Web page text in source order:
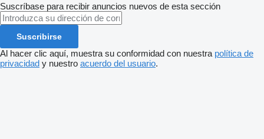
Suscríbase para recibir anuncios nuevos de esta sección
Suscribirse
Al hacer clic aquí, muestra su conformidad con nuestra política de
privacidad y nuestro acuerdo del usuario.